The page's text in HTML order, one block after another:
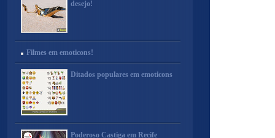
desejo!
Filmes em emoticons!
Ditados populares em emoticons
Poderoso Castiga em Recife